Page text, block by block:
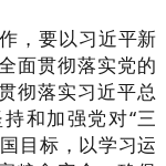
，要以习近平新
面贯彻落实党的
彻落实习近平总
和加强党对“三
目标，以学习运